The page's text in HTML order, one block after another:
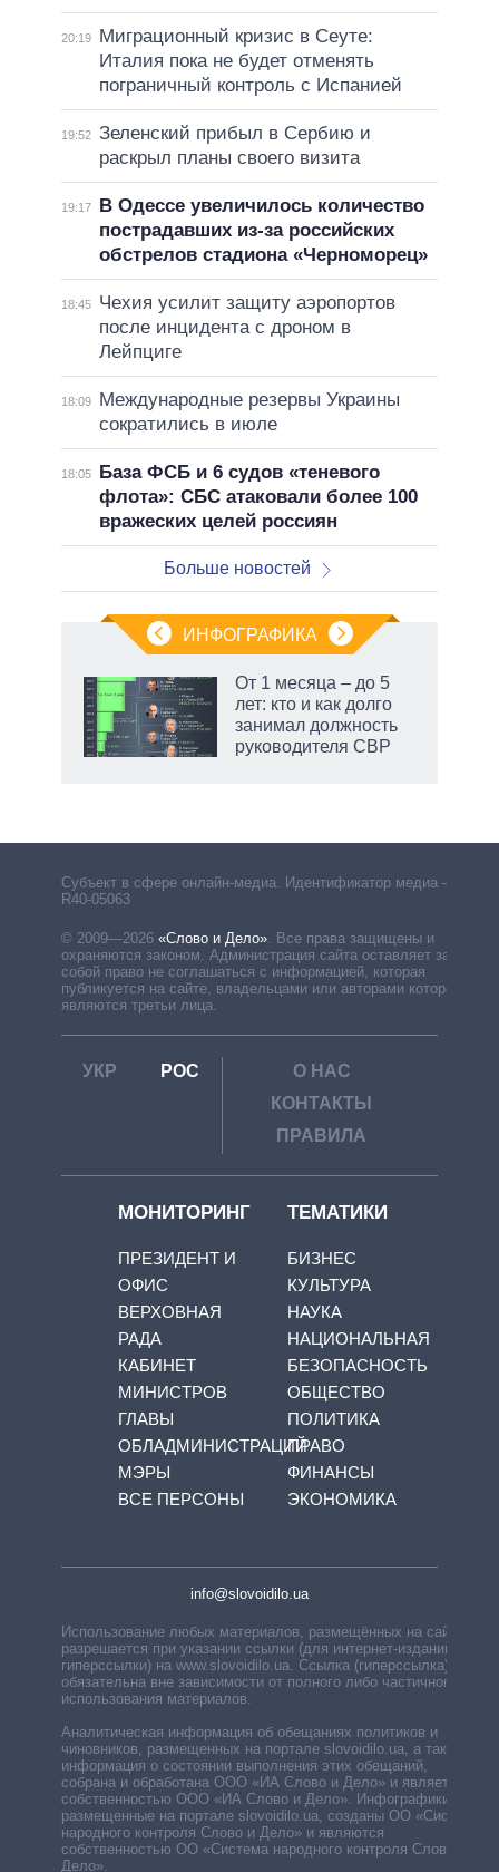
20:19
Миграционный кризис в Сеуте:
Италия пока не будет отменять
пограничный контроль с Испанией
19:52 Зеленский прибыл в Сербию и
раскрыл планы своего визита
19:17
В Одессе увеличилось количество
пострадавших из-за российских
обстрелов стадиона «Черноморец»
18:45
Чехия усилит защиту аэропортов
после инцидента с дроном в
Лейпциге
18:09
Международные резервы Украины
сократились в июле
18:05
База ФСБ и 6 судов «теневого
флота»: СБС атаковали более 100
вражеских целей россиян
Больше новостей
ИНФОГРАФИКА
От 1 месяца – до 5
лет: кто и как долго
занимал должность
руководителя СВР
Субъект в сфере онлайн-медиа. Идентификатор медиа –
R40-05063
© 2009—2026 «Слово и Дело» Все права защищены и
охраняются законом. Администрация сайта оставляет за
собой право не соглашаться с информацией, которая
публикуется на сайте, владельцами или авторами которой
являются третьи лица.
УКР РОС
О НАС
КОНТАКТЫ
ПРАВИЛА
МОНИТОРИНГ
ПРЕЗИДЕНТ И
ОФИС
ВЕРХОВНАЯ
РАДА
КАБИНЕТ
МИНИСТРОВ
ГЛАВЫ
ОБЛАДМИНИСТРАЦИЙ
МЭРЫ
ВСЕ ПЕРСОНЫ
ТЕМАТИКИ
БИЗНЕС
КУЛЬТУРА
НАУКА
НАЦИОНАЛЬНАЯ
БЕЗОПАСНОСТЬ
ОБЩЕСТВО
ПОЛИТИКА
ПРАВО
ФИНАНСЫ
ЭКОНОМИКА
info@slovoidilo.ua
Использование любых материалов, размещённых на сайте,
разрешается при указании ссылки (для интернет-изданий —
гиперссылки) на www.slovoidilo.ua. Ссылка (гиперссылка)
обязательна вне зависимости от полного либо частичного
использования материалов.
Аналитическая информация об обещаниях политиков и
чиновников, размещенных на портале slovoidilo.ua, а также
информация о состоянии выполнения этих обещаний,
собрана и обработана ООО «ИА Слово и Дело» и является
собственностью ООО «ИА Слово и Дело». Инфографики,
размещенные на портале slovoidilo.ua, созданы ОО «Система
народного контроля Слово и Дело» и являются
собственностью ОО «Система народного контроля Слово и
Дело».